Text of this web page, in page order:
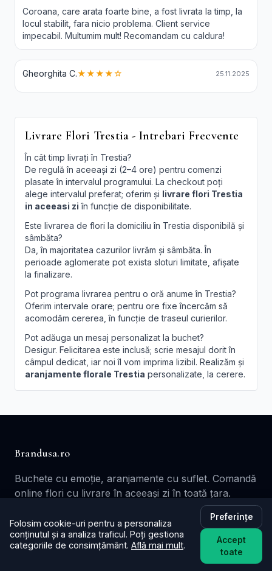
Coroana, care arata foarte bine, a fost livrata la timp, la
locul stabilit, fara nicio problema. Client service
impecabil. Multumim mult! Recomandam cu caldura!
Gheorghita C.★★★★☆ 25.11.2025
Livrare Flori Trestia - Intrebari Frecvente
În cât timp livrați în Trestia?
De regulă în aceeași zi (2–4 ore) pentru comenzi
plasate în intervalul programului. La checkout poți
alege intervalul preferat; oferim și livrare flori Trestia
in aceeasi zi în funcție de disponibilitate.
Este livrarea de flori la domiciliu în Trestia disponibilă și
sâmbăta?
Da, în majoritatea cazurilor livrăm și sâmbăta. În
perioade aglomerate pot exista sloturi limitate, afișate
la finalizare.
Pot programa livrarea pentru o oră anume în Trestia?
Oferim intervale orare; pentru ore fixe încercăm să
acomodăm cererea, în funcție de traseul curierilor.
Pot adăuga un mesaj personalizat la buchet?
Desigur. Felicitarea este inclusă; scrie mesajul dorit în
câmpul dedicat, iar noi îl vom imprima lizibil. Realizăm și
aranjamente florale Trestia personalizate, la cerere.
Brandusa.ro
Buchete cu emoție, aranjamente cu suflet. Comandă
online flori cu livrare în aceeași zi în toată țara.
✉️ contact@brandusa.ro
Folosim cookie-uri pentru a personaliza
conținutul și a analiza traficul. Poți gestiona
categoriile de consimțământ. Află mai mult.
Preferințe
Accept
toate